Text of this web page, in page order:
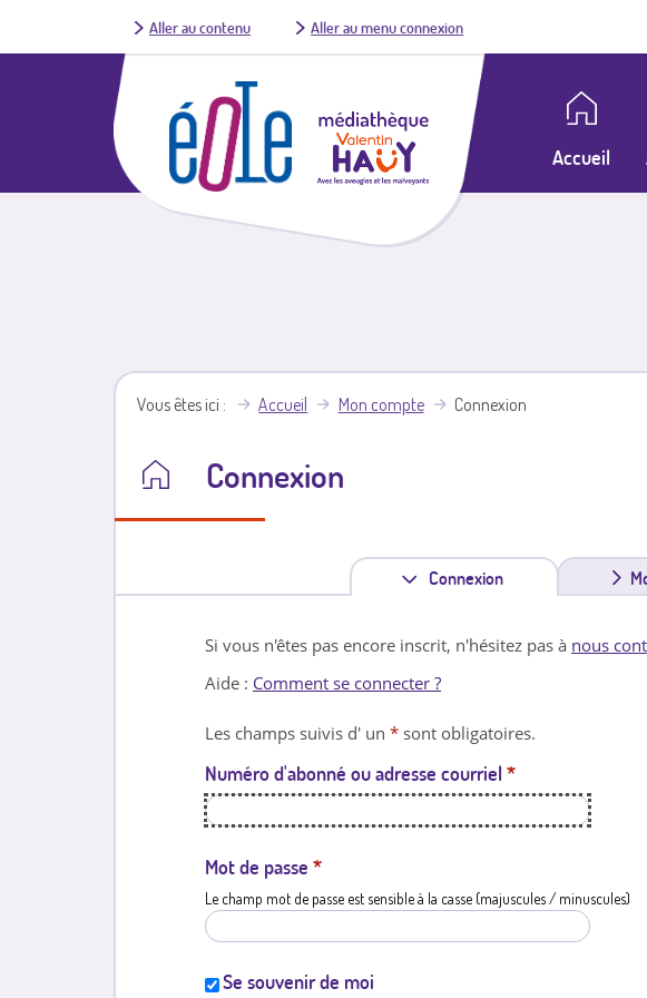
Aller au contenu Aller au menu connexion
Accueil
Vous êtes ici Accueil Mon compte Connexion
Connexion
Connexion
n
l
e
Si vous n'êtes pas encore inscrit, n'hésitez pas à nous
Aide : Comment se connecter ?
Les champs suivis d' un * sont obligatoires.
Numéro d'abonné ou adresse courriel *
Mot de passe *
Le champ mot de passe est sensible à la casse (majuscules / minuscules)
Se souvenir de moi